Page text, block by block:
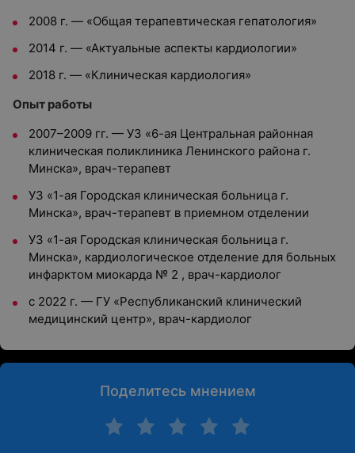
2008 г. — «Общая терапевтическая гепатология»
2014 г. — «Актуальные аспекты кардиологии»
2018 г. — «Клиническая кардиология»
Опыт работы
2007–2009 гг. — УЗ «6-ая Центральная районная
клиническая поликлиника Ленинского района г.
Минска», врач-терапевт
УЗ «1-ая Городская клиническая больница г.
Минска», врач-терапевт в приемном отделении
УЗ «1-ая Городская клиническая больница г.
Минска», кардиологическое отделение для больных
инфарктом миокарда № 2 , врач-кардиолог
с 2022 г. — ГУ «Республиканский клинический
медицинский центр», врач-кардиолог
Поделитесь мнением